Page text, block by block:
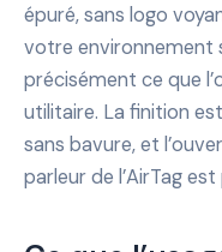
épuré, sans logo
votre environnement
précisément ce que
utilitaire. La finition
sans bavure, et
parleur de l’AirTag